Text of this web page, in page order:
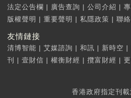
法定公告欄 | 廣告查詢 | 公司介紹 |
版權聲明 | 重要聲明 | 私隱政策 | 聯
友情鏈接
清博智能 | 艾媒諮詢 | 和訊 | 新時空 |
刊
| 壹財信 | 權衡財經 | 攬富財經 |
香港政府指定刊